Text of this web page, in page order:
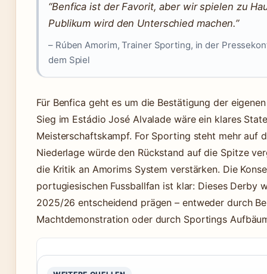
“Benfica ist der Favorit, aber wir spielen zu
Publikum wird den Unterschied machen.”
– Rúben Amorim, Trainer Sporting, in der
dem Spiel
Für Benfica geht es um die Bestätigung der
Sieg im Estádio José Alvalade wäre ein klares
Meisterschaftskampf. For Sporting steht mehr auf
Niederlage würde den Rückstand auf die Spitze
die Kritik an Amorims System verstärken. Die
portugiesischen Fussballfan ist klar: Dieses Derby
2025/26 entscheidend prägen – entweder durch
Machtdemonstration oder durch Sportings